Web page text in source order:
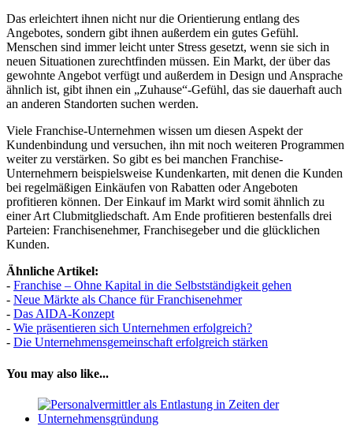
Das erleichtert ihnen nicht nur die Orientierung entlang des
Angebotes, sondern gibt ihnen außerdem ein gutes Gefühl.
Menschen sind immer leicht unter Stress gesetzt, wenn sie sich in
neuen Situationen zurechtfinden müssen. Ein Markt, der über das
gewohnte Angebot verfügt und außerdem in Design und Ansprache
ähnlich ist, gibt ihnen ein „Zuhause“-Gefühl, das sie dauerhaft auch
an anderen Standorten suchen werden.
Viele Franchise-Unternehmen wissen um diesen Aspekt der
Kundenbindung und versuchen, ihn mit noch weiteren Programmen
weiter zu verstärken. So gibt es bei manchen Franchise-
Unternehmern beispielsweise Kundenkarten, mit denen die Kunden
bei regelmäßigen Einkäufen von Rabatten oder Angeboten
profitieren können. Der Einkauf im Markt wird somit ähnlich zu
einer Art Clubmitgliedschaft. Am Ende profitieren bestenfalls drei
Parteien: Franchisenehmer, Franchisegeber und die glücklichen
Kunden.
Ähnliche Artikel:
- Franchise – Ohne Kapital in die Selbstständigkeit gehen
- Neue Märkte als Chance für Franchisenehmer
- Das AIDA-Konzept
- Wie präsentieren sich Unternehmen erfolgreich?
- Die Unternehmensgemeinschaft erfolgreich stärken
You may also like...